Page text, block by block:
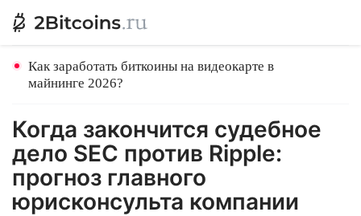
Как заработать биткоины на видеокарте в
майнинге 2026?
Когда закончится судебное
дело SEC против Ripple:
прогноз главного
юрисконсульта компании